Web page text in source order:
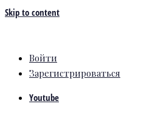
Skip to content
Войти
Зарегистрироваться
Youtube